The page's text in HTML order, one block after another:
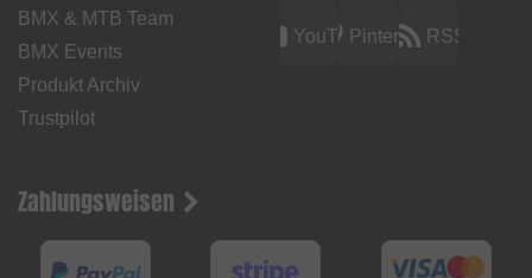
BMX & MTB Team
BMX Events
Produkt Archiv
Trustpilot
YouTubePinterest RSS
Zahlungsweisen